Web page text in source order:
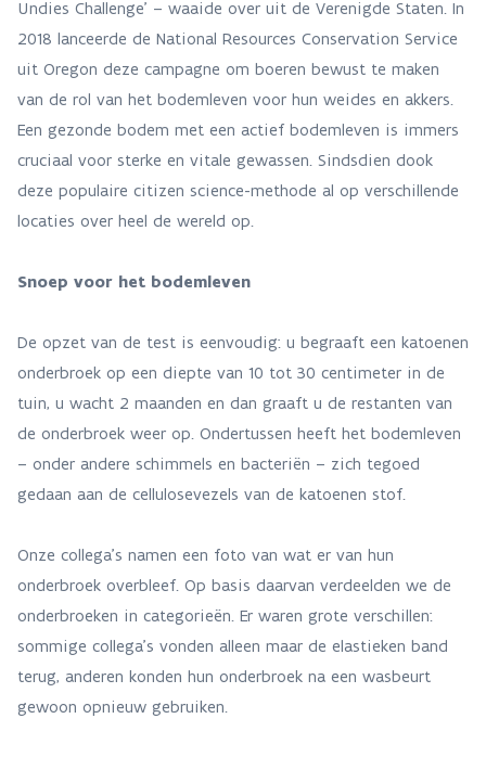
Undies Challenge’ – waaide over uit de Verenigde Staten. In
2018 lanceerde de National Resources Conservation Service
uit Oregon deze campagne om boeren bewust te maken
van de rol van het bodemleven voor hun weides en akkers.
Een gezonde bodem met een actief bodemleven is immers
cruciaal voor sterke en vitale gewassen. Sindsdien dook
deze populaire citizen science-methode al op verschillende
locaties over heel de wereld op.
Snoep voor het bodemleven
De opzet van de test is eenvoudig: u begraaft een katoenen
onderbroek op een diepte van 10 tot 30 centimeter in de
tuin, u wacht 2 maanden en dan graaft u de restanten van
de onderbroek weer op. Ondertussen heeft het bodemleven
– onder andere schimmels en bacteriën – zich tegoed
gedaan aan de cellulosevezels van de katoenen stof.
Onze collega’s namen een foto van wat er van hun
onderbroek overbleef. Op basis daarvan verdeelden we de
onderbroeken in categorieën. Er waren grote verschillen:
sommige collega’s vonden alleen maar de elastieken band
terug, anderen konden hun onderbroek na een wasbeurt
gewoon opnieuw gebruiken.